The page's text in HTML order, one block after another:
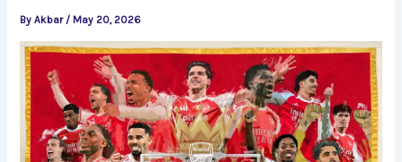
ByAkbar / May 20, 2026